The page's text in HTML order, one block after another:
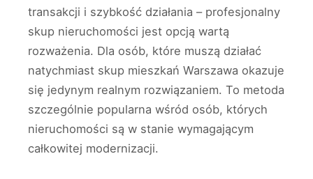
transakcji i szybkość działania – profesjonalny
skup nieruchomości jest opcją wartą
rozważenia. Dla osób, które muszą działać
natychmiast skup mieszkań Warszawa okazuje
się jedynym realnym rozwiązaniem. To metoda
szczególnie popularna wśród osób, których
nieruchomości są w stanie wymagającym
całkowitej modernizacji.